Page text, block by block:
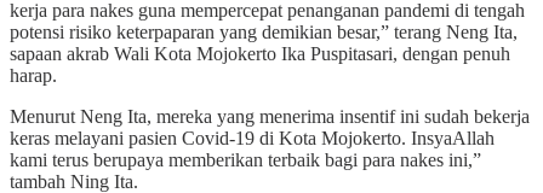
kerja para nakes guna mempercepat penanganan pandemi di tengah
potensi risiko keterpaparan yang demikian besar,” terang Neng Ita,
sapaan akrab Wali Kota Mojokerto Ika Puspitasari, dengan penuh
harap.
Menurut Neng Ita, mereka yang menerima insentif ini sudah bekerja
keras melayani pasien Covid-19 di Kota Mojokerto. InsyaAllah
kami terus berupaya memberikan terbaik bagi para nakes ini,”
tambah Ning Ita.